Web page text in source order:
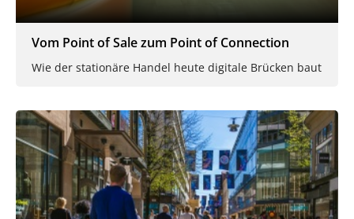
Vom Point of Sale zum Point of Connection
Wie der stationäre Handel heute digitale Brücken baut